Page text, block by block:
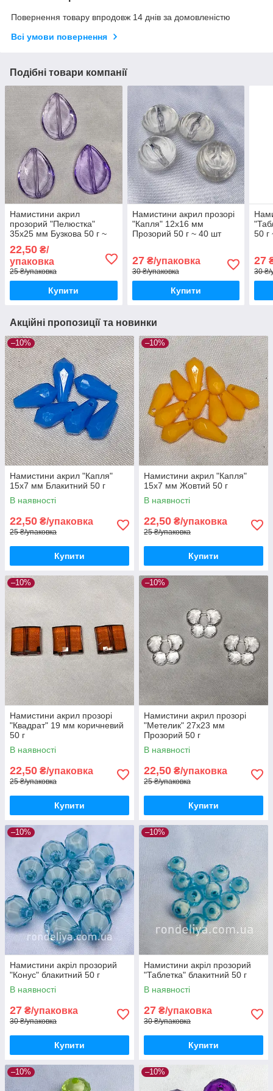
Повернення товару впродовж 14 днів за домовленістю
Всі умови повернення
Подібні товари компанії
Намистини акрил
прозорий "Пелюстка"
35х25 мм Бузкова 50 г ~
22,50 ₴/
упаковка
25 ₴/упаковка
Купити
Намистини акрил прозорі
"Капля" 12х16 мм
Прозорий 50 г ~ 40 шт
27₴/упаковка
30 ₴/упаковка
Купити
50 г
27
30 ₴/
Акційні пропозиції та новинки
–10%
Намистини акрил "Капля"
15х7 мм Блакитний 50 г
В наявності
22,50 ₴/упаковка
25 ₴/упаковка
Купити
–10%
Намистини акрил "Капля"
15х7 мм Жовтий 50 г
В наявності
22,50 ₴/упаковка
25 ₴/упаковка
Купити
–10%
Намистини акрил прозорі
"Квадрат" 19 мм коричневий
50 г
В наявності
22,50 ₴/упаковка
25 ₴/упаковка
Купити
–10%
Намистини акрил прозорі
"Метелик" 27х23 мм
Прозорий 50 г
В наявності
22,50 ₴/упаковка
25 ₴/упаковка
Купити
–10%
Намистини акріл прозорий
"Конус" блакитний 50 г
В наявності
27 ₴/упаковка
30 ₴/упаковка
Купити
–10%
Намистини акріл прозорий
"Таблетка" блакитний 50 г
В наявності
27 ₴/упаковка
30 ₴/упаковка
Купити
–10% –10%